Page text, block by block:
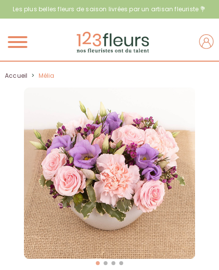
Les plus belles fleurs de saison livrées par un artisan fleuriste 💐
Menu
Accueil > Mélia